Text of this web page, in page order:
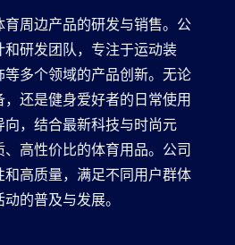
育周边产品的研发与销售。公
研发团队，专注于运动装
多个领域的产品创新。无论
还是健身爱好者的日常使用
，结合最新科技与时尚元
高性价比的体育用品。公司
高质量，满足不同用户群体
的普及与发展。